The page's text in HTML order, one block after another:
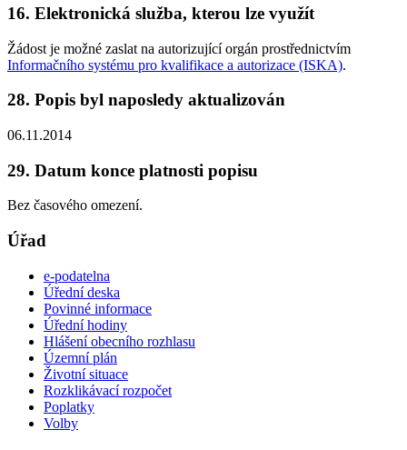
16. Elektronická služba, kterou lze využít
Žádost je možné zaslat na autorizující orgán prostřednictvím
Informačního systému pro kvalifikace a autorizace (ISKA).
28. Popis byl naposledy aktualizován
06.11.2014
29. Datum konce platnosti popisu
Bez časového omezení.
Úřad
e-podatelna
Úřední deska
Povinné informace
Úřední hodiny
Hlášení obecního rozhlasu
Územní plán
Životní situace
Rozklikávací rozpočet
Poplatky
Volby